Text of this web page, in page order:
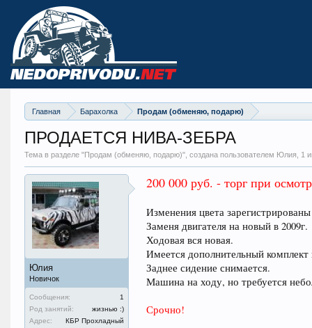
Главная Барахолка Продам (обменяю, подарю)
ПРОДАЕТСЯ НИВА-ЗЕБРА
Тема в разделе "Продам (обменяю, подарю)", создана пользователем Юлия, 1
Юлия
Новичок
Сообщения:
1
Род занятий:
жизнью :)
Адрес:
КБР Прохладный
200 000 руб. - торг при
Изменения цвета
Заменя двигателя на новый в 2009г.
Ходовая вся новая.
Имеется дополнительный комплект
Заднее сидение снимается.
Машина на ходу, но требуется
Срочно!